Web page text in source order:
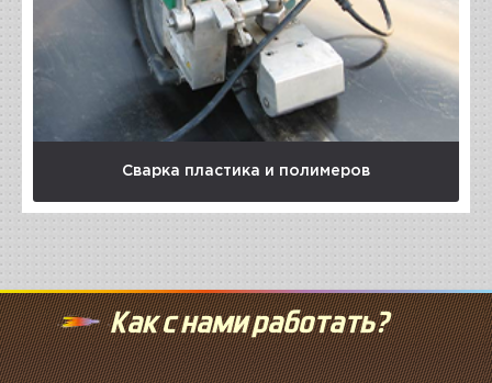
Сварка пластика и полимеров
Как с нами работать?